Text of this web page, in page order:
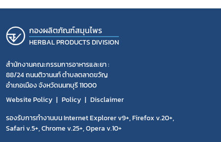
กองผลิตภัณฑ์สมุนไพร
HERBAL PRODUCTS DIVISION
สำนักงานคณะกรรมการอาหารและยา :
88/24 ถนนติวานนท์ ตำบลตลาดขวัญ
อำเภอเมือง จังหวัดนนทบุรี 11000
Website Policy
Policy
Disclaimer
รองรับการทำงานบน Internet Explorer v9+, Firefox v.20+,
Safari v.5+, Chrome v.25+, Opera v.10+